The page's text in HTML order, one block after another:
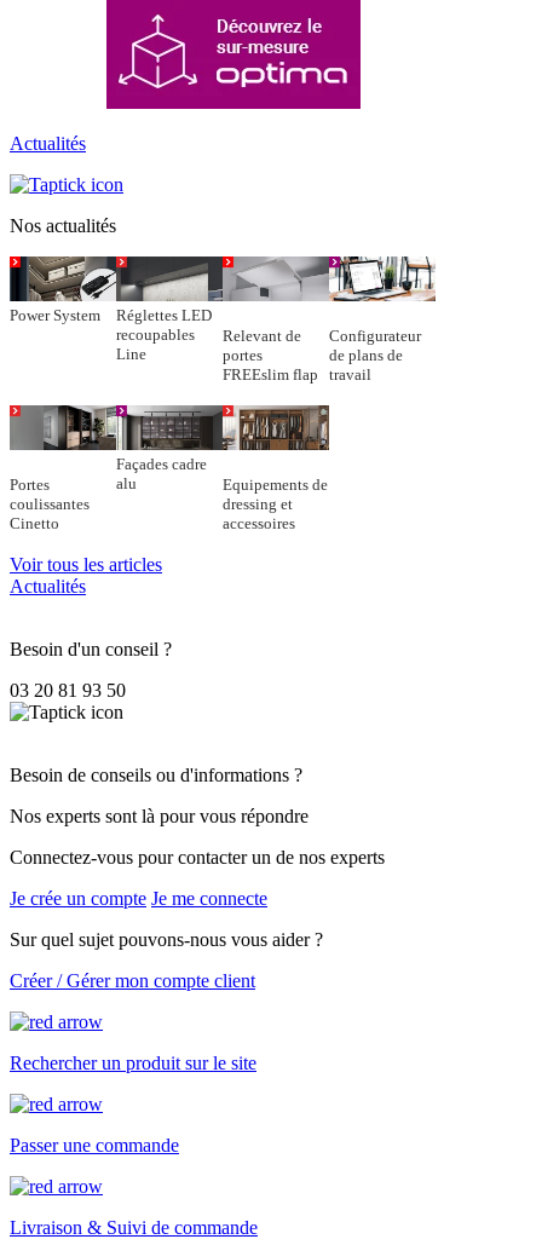
Actualités
Nos actualités
Power System
Réglettes LED
recoupables
Line
Relevant de
portes
FREEslim flap
Configurateur
de plans de
travail
Portes
coulissantes
Cinetto
Façades cadre
alu
Equipements de
dressing et
accessoires
Voir tous les articles
Actualités
Besoin d'un conseil ?
03 20 81 93 50
Besoin de conseils ou d'informations ?
Nos experts sont là pour vous répondre
Connectez-vous pour contacter un de nos experts
Je crée un compte Je me connecte
Sur quel sujet pouvons-nous vous aider ?
Créer / Gérer mon compte client
Rechercher un produit sur le site
Passer une commande
Livraison & Suivi de commande